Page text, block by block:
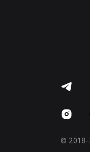
© 2018-